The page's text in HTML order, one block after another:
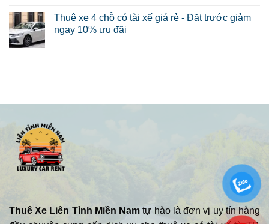
Thuê xe 4 chỗ có tài xế giá rẻ - Đặt trước giảm
ngay 10% ưu đãi
Thuê Xe Liên Tỉnh Miền Nam tự hào là đơn vị uy tín hàng